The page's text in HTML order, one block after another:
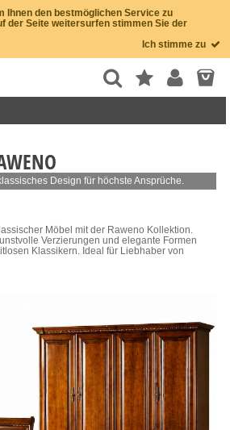
Ihnen den bestmöglichen Service zu
der Seite weitersurfen stimmen Sie der
Ich stimme zu
Design für höchste Ansprüche.
Möbel mit der Raweno Kollektion.
Verzierungen und elegante Formen
Klassikern. Ideal für Liebhaber von